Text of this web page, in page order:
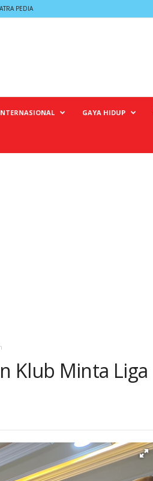
PEDIA
GAYA HIDUP
Klub Minta Liga